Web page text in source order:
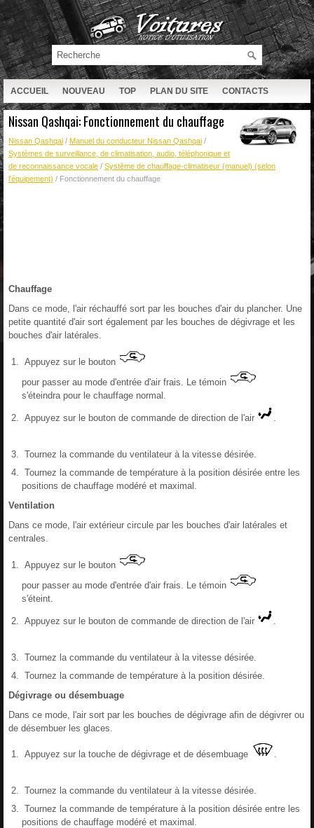
ACCUEIL NOUVEAU TOP PLAN DU SITE CONTACTS
RECHERCHE
Nissan Qashqai: Fonctionnement du chauffage
Nissan Qashqai / Manuel du conducteur Nissan Qashqai /
Systèmes de surveillance, de climatisation, audio, téléphonique et
de reconnaissance vocale / Système de chauffage-climatiseur (manuel) (selon
l'équipement) / Fonctionnement du chauffage
Chauffage
Dans ce mode, l'air réchauffé sort par les bouches d'air du plancher. Une
petite quantité d'air sort également par les bouches de dégivrage et les
bouches d'air latérales.
Appuyez sur le bouton
pour passer au mode d'entrée d'air frais. Le témoin
s'éteindra pour le chauffage normal.
Appuyez sur le bouton de commande de direction de l'air
Tournez la commande du ventilateur à la vitesse désirée.
Tournez la commande de température à la position désirée entre les
positions de chauffage modéré et maximal.
Ventilation
Dans ce mode, l'air extérieur circule par les bouches d'air latérales et
centrales.
Appuyez sur le bouton
pour passer au mode d'entrée d'air frais. Le témoin
s'éteint.
Appuyez sur le bouton de commande de direction de l'air
Tournez la commande du ventilateur à la vitesse désirée.
Tournez la commande de température à la position désirée.
Dégivrage ou désembuage
Dans ce mode, l'air sort par les bouches de dégivrage afin de dégivrer ou
de désembuer les glaces.
Appuyez sur la touche de dégivrage et de désembuage
Tournez la commande du ventilateur à la vitesse désirée.
Tournez la commande de température à la position désirée entre les
positions de chauffage modéré et maximal.